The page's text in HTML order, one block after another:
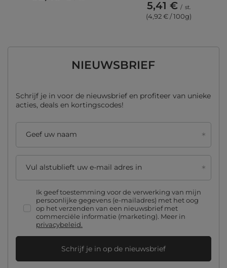
5,41 € / st.
(4,92 € / 100g)
NIEUWSBRIEF
Schrijf je in voor de nieuwsbrief en profiteer van unieke
acties, deals en kortingscodes!
Geef uw naam
Vul alstublieft uw e-mail adres in
Ik geef toestemming voor de verwerking van mijn
persoonlijke gegevens (e-mailadres) met het oog
op het verzenden van een nieuwsbrief met
commerciële informatie (marketing). Meer in
privacybeleid.
Schrijf je in op de nieuwsbrief